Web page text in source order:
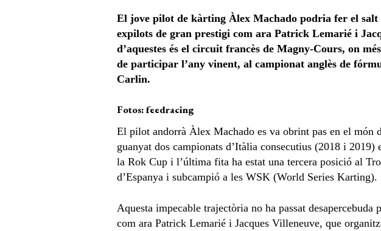
El jove pilot de kàrting Àlex Machado podria fer el salt
expilots de gran prestigi com ara Patrick Lemarié i
d’aquestes és el circuit francès de Magny-Cours, on
de participar l’any vinent, al campionat anglès de
Carlin.
Fotos: feedracing
El pilot andorrà Àlex Machado es va obrint pas en el món
guanyat dos campionats d’Itàlia consecutius (2018 i
la Rok Cup i l’última fita ha estat una tercera posició al
d’Espanya i subcampió a les WSK (World Series Karting).
Aquesta impecable trajectòria no ha passat
com ara Patrick Lemarié i Jacques Villeneuve, que